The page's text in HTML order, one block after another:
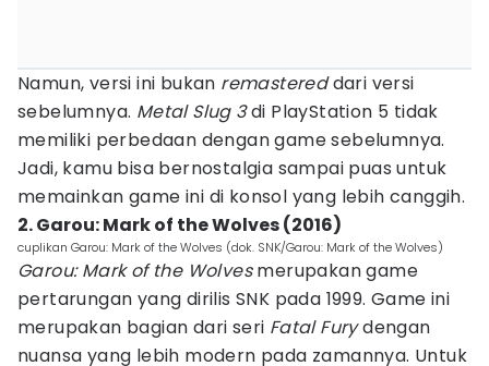
Namun, versi ini bukan remastereddari versi
sebelumnya. Metal Slug 3di PlayStation 5 tidak
memiliki perbedaan dengan game sebelumnya.
Jadi, kamu bisa bernostalgia sampai puas untuk
memainkan game ini di konsol yang lebih canggih.
2. Garou: Mark of the Wolves (2016)
cuplikan Garou: Mark of the Wolves (dok. SNK/Garou: Mark of the Wolves)
Garou: Mark of the Wolvesmerupakan game
pertarungan yang dirilis SNK pada 1999. Game ini
merupakan bagian dari seri Fatal Furydengan
nuansa yang lebih modern pada zamannya. Untuk